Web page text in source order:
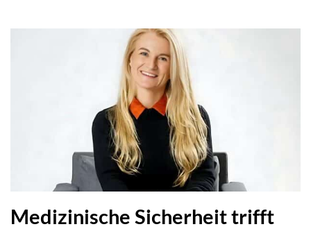
Medizinische Sicherheit trifft